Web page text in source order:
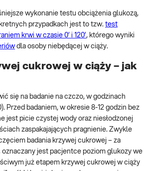
wykonanie testu obciążenia glukozą,
przypadkach jest to tzw. test
krwi w czasie 0’ i 120’, którego wyniki
dla osoby niebędącej w ciąży.
cukrowej w ciąży – jak
się na badanie na czczo, w godzinach
Przed badaniem, w okresie 8-12 godzin bez
jest picie czystej wody oraz niesłodzonej
zaspakajających pragnienie. Zwykle
badania krzywej cukrowej – za
jest pacjentce poziom glukozy we
już etapem krzywej cukrowej w ciąży